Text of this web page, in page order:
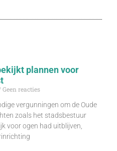
plannen voor
Geen reacties
vergunningen om de Oude
zoals het stadsbestuur
voor ogen had uitblijven,